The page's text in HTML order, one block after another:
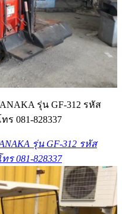
รุ่น GF-312 รหัส
ร 081-828337
รุ่น GF-312 รหัส
ร 081-828337